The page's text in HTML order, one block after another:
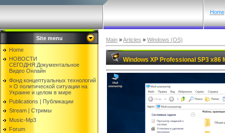
Home
Site menu
Home
НОВОСТИ
СЕГОДНЯ:Документальнoе
Видео Oнлайн
Фонд концептуальных технологий
» O политической ситуации на
Украине и целом в мире
Publications | Публикации
Stream | Стримы
Music-Mp3
Forum
Main »Articles » Windows (OS)
Windows XP Professional SP3 x86